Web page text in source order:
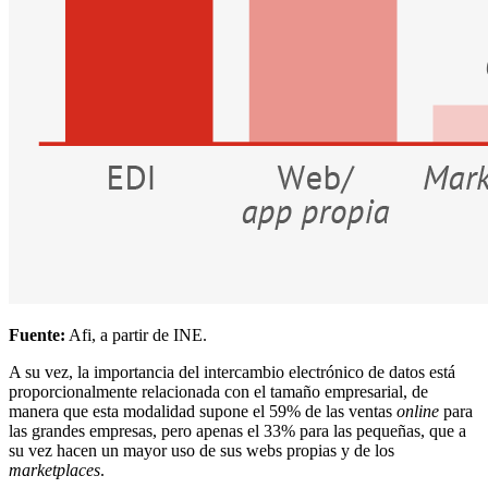
Fuente: Afi, a partir de INE.
A su vez, la importancia del intercambio electrónico de datos está
proporcionalmente relacionada con el tamaño empresarial, de
manera que esta modalidad supone el 59% de las ventas online para
las grandes empresas, pero apenas el 33% para las pequeñas, que a
su vez hacen un mayor uso de sus webs propias y de los
marketplaces.